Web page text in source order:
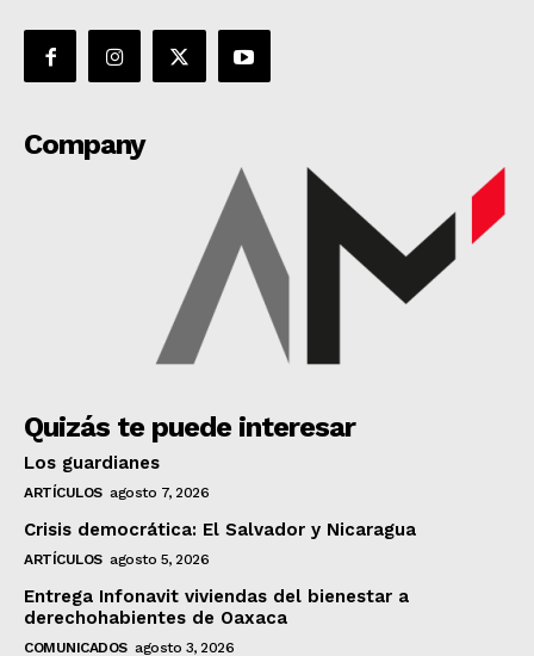
Company
Quizás te puede interesar
Los guardianes
ARTÍCULOS agosto 7, 2026
Crisis democrática: El Salvador y Nicaragua
ARTÍCULOS agosto 5, 2026
Entrega Infonavit viviendas del bienestar a
derechohabientes de Oaxaca
COMUNICADOS agosto 3, 2026